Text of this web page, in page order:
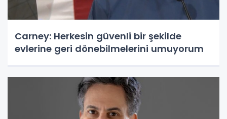
Carney: Herkesin güvenli bir şekilde
evlerine geri dönebilmelerini umuyorum